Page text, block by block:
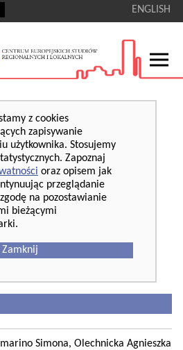
ENGLISH
z cookies
zapisywanie
użytkownika. Stosujemy
Zapoznaj
oraz opisem jak
przeglądanie
na pozostawianie
bieżącymi
Zamknij
Simona, Olechnicka Agnieszka